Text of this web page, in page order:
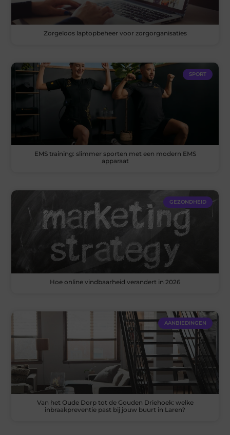
Zorgeloos laptopbeheer voor zorgorganisaties
SPORT
EMS training: slimmer sporten met een modern EMS
apparaat
GEZONDHEID
Hoe online vindbaarheid verandert in 2026
AANBIEDINGEN
Van het Oude Dorp tot de Gouden Driehoek: welke
inbraakpreventie past bij jouw buurt in Laren?